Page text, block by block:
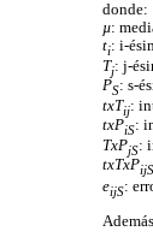
donde:
µ:
ti: i-
Tj: j-
PS: s-
txTij:
txPiS:
TxPjS:
txTxPijS
eijS: